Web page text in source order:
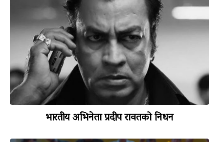
भारतीय अभिनेता प्रदीप रावतको निधन